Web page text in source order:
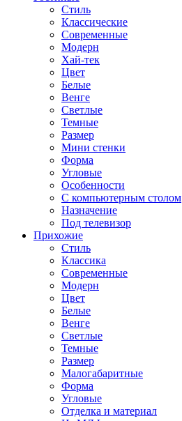
Стиль
Классические
Современные
Модерн
Хай-тек
Цвет
Белые
Венге
Светлые
Темные
Размер
Мини стенки
Форма
Угловые
Особенности
С компьютерным столом
Назначение
Под телевизор
Прихожие
Стиль
Классика
Современные
Модерн
Цвет
Белые
Венге
Светлые
Темные
Размер
Малогабаритные
Форма
Угловые
Отделка и материал